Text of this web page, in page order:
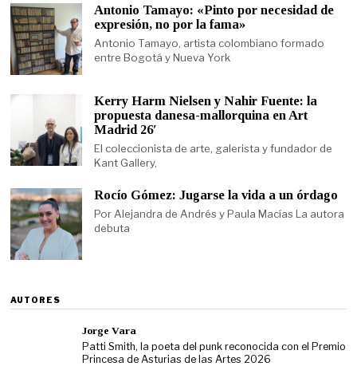
Antonio Tamayo: «Pinto por necesidad de
expresión, no por la fama»
Antonio Tamayo, artista colombiano formado
entre Bogotá y Nueva York
Kerry Harm Nielsen y Nahir Fuente: la
propuesta danesa-mallorquina en Art
Madrid 26′
El coleccionista de arte, galerista y fundador de
Kant Gallery,
Rocío Gómez: Jugarse la vida a un órdago
Por Alejandra de Andrés y Paula Macías La autora
debuta
AUTORES
Jorge Vara
Patti Smith, la poeta del punk reconocida con el Premio
Princesa de Asturias de las Artes 2026